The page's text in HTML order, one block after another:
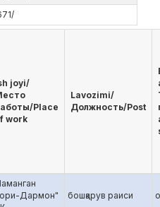
joyi/
Place
work
Lavozimi/
Должность/Post
Дармон"
бошқарув раиси